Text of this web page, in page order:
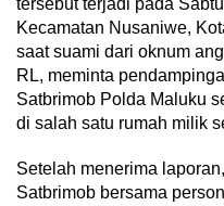
tersebut terjadi pada
Kecamatan Nusaniwe,
saat suami dari oknum
RL, meminta
Satbrimob Polda Maluku
di salah satu rumah milik
Setelah menerima
Satbrimob bersama